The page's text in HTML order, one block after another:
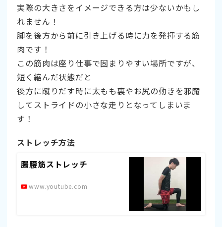
実際の大きさをイメージできる方は少ないかもし
れません！
脚を後方から前に引き上げる時に力を発揮する筋
肉です！
この筋肉は座り仕事で固まりやすい場所ですが、
短く縮んだ状態だと
後方に蹴りだす時に太もも裏やお尻の動きを邪魔
してストライドの小さな走りとなってしまいま
す！
ストレッチ方法
腸腰筋ストレッチ
www.youtube.com